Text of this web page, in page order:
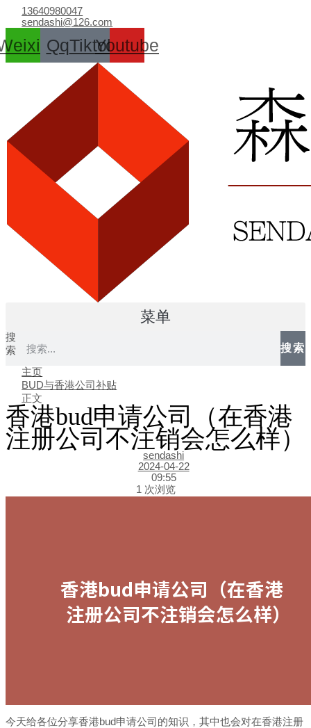
容
13640980047
sendashi@126.com
QqTiktokYoutube
菜单
搜
索
搜索
主页
BUD与香港公司补贴
正文
香港bud申请公司（在香港
注册公司不注销会怎么样）
sendashi
2024-04-22
09:55
1 次浏览
今天给各位分享香港bud申请公司的知识，其中也会对在香港注册